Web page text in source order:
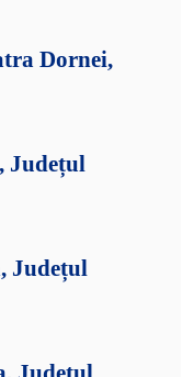
Dornei,
Județul
Județul